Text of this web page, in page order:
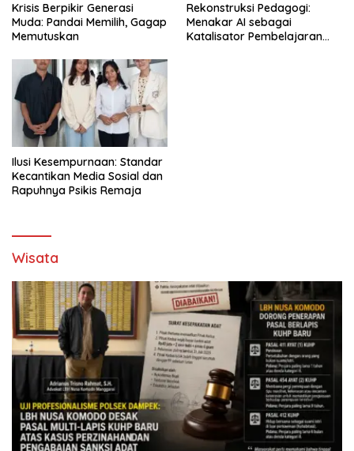
Krisis Berpikir Generasi
Muda: Pandai Memilih, Gagap
Memutuskan
Rekonstruksi Pedagogi:
Menakar AI sebagai
Katalisator Pembelajaran
Ilusi Kesempurnaan: Standar
Kecantikan Media Sosial dan
Rapuhnya Psikis Remaja
Wisata